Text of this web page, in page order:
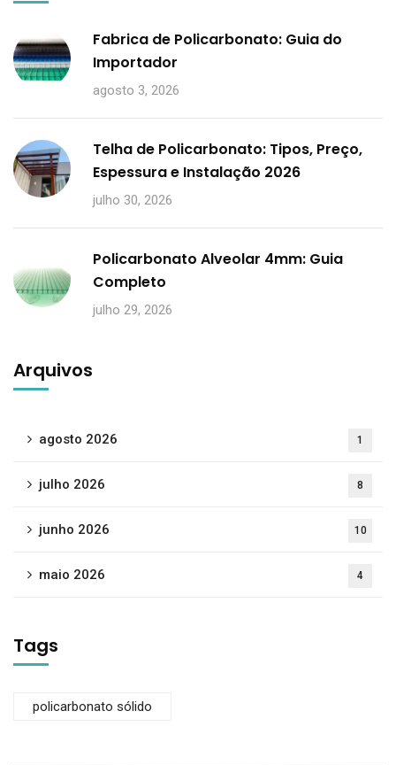
Fabrica de Policarbonato: Guia do
Importador
agosto 3, 2026
Telha de Policarbonato: Tipos, Preço,
Espessura e Instalação 2026
julho 30, 2026
Policarbonato Alveolar 4mm: Guia
Completo
julho 29, 2026
Arquivos
agosto 2026 1
julho 2026 8
junho 2026 10
maio 2026 4
Tags
policarbonato sólido